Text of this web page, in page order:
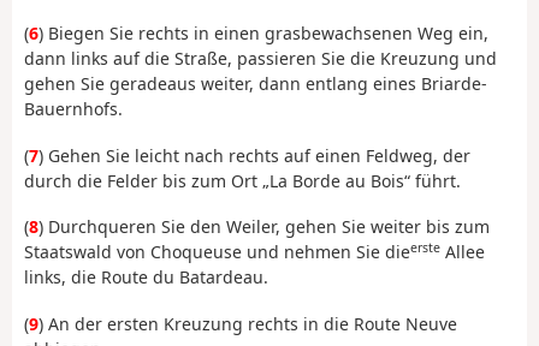
(6) Biegen Sie rechts in einen grasbewachsenen Weg ein,
dann links auf die Straße, passieren Sie die Kreuzung und
gehen Sie geradeaus weiter, dann entlang eines Briarde-
Bauernhofs.
(7) Gehen Sie leicht nach rechts auf einen Feldweg, der
durch die Felder bis zum Ort „La Borde au Bois“ führt.
(8) Durchqueren Sie den Weiler, gehen Sie weiter bis zum
Staatswald von Choqueuse und nehmen Sie dieerste Allee
links, die Route du Batardeau.
(9) An der ersten Kreuzung rechts in die Route Neuve